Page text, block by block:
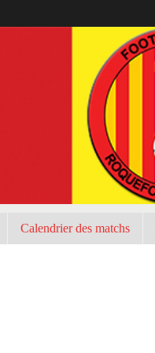
Calendrier des matchs